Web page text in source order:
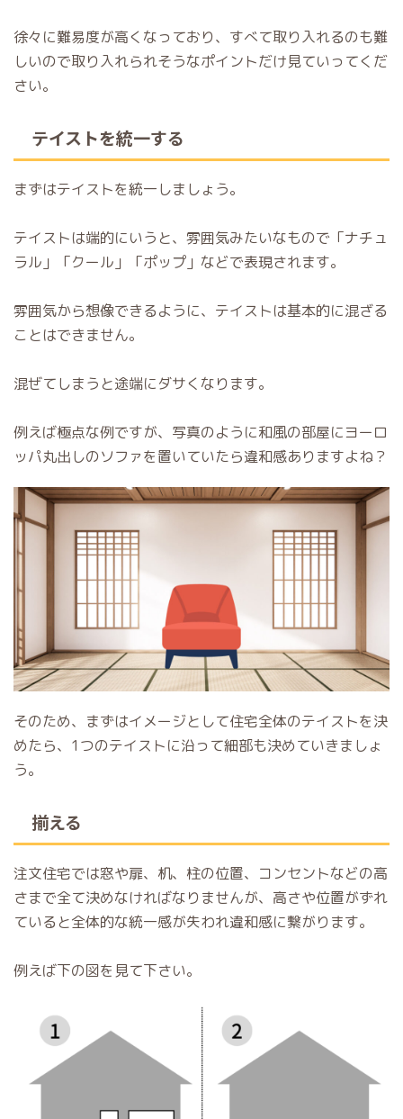
徐々に難易度が高くなっており、すべて取り入れるのも難
しいので取り入れられそうなポイントだけ見ていってくだ
さい。
テイストを統一する
まずはテイストを統一しましょう。
テイストは端的にいうと、雰囲気みたいなもので「ナチュ
ラル」「クール」「ポップ」などで表現されます。
雰囲気から想像できるように、テイストは基本的に混ざる
ことはできません。
混ぜてしまうと途端にダサくなります。
例えば極点な例ですが、写真のように和風の部屋にヨーロ
ッパ丸出しのソファを置いていたら違和感ありますよね？
そのため、まずはイメージとして住宅全体のテイストを決
めたら、1つのテイストに沿って細部も決めていきましょ
う。
揃える
注文住宅では窓や扉、机、柱の位置、コンセントなどの高
さまで全て決めなければなりませんが、高さや位置がずれ
ていると全体的な統一感が失われ違和感に繋がります。
例えば下の図を見て下さい。